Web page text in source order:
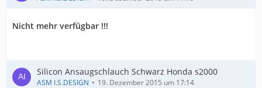
Nicht mehr verfügbar !!!
Silicon Ansaugschlauch Schwarz Honda s2000
ASM I.S.DESIGN 19. Dezember 2015 um 17:14